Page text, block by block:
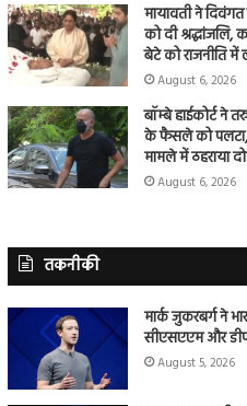
मायावती ने
को दी श्रद्धांजलि,
बेटे को राजनीति
August 6, 2026
बॉम्बे हाईकोर्ट ने
के फैसले को पलटा,
मामले में ठहराया
August 6, 2026
तकनीकी
मार्क जुकरबर्ग ने
सीएसएएम और
August 5, 2026